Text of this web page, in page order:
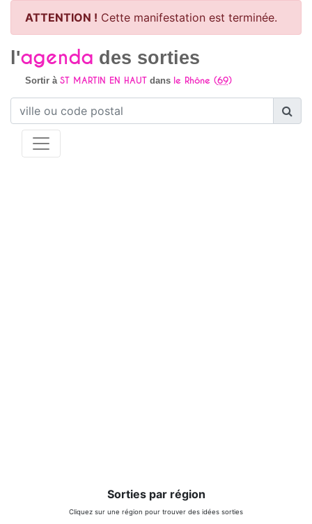
ATTENTION ! Cette manifestation est terminée.
l'agenda des sorties
Sortir à ST MARTIN EN HAUTdans le Rhône (69)
Sorties par région
Cliquez sur une région pour trouver des idées sorties